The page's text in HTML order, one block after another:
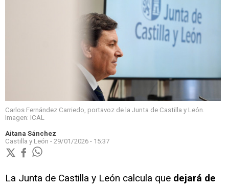
Carlos Fernández Carriedo, portavoz de la Junta de Castilla y León.
Imagen: ICAL
Aitana Sánchez
Castilla y León - 29/01/2026 - 15:37
La Junta de Castilla y León calcula que dejará de